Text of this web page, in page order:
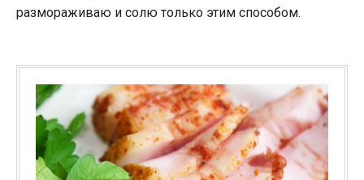
размораживаю и солю только этим способом.